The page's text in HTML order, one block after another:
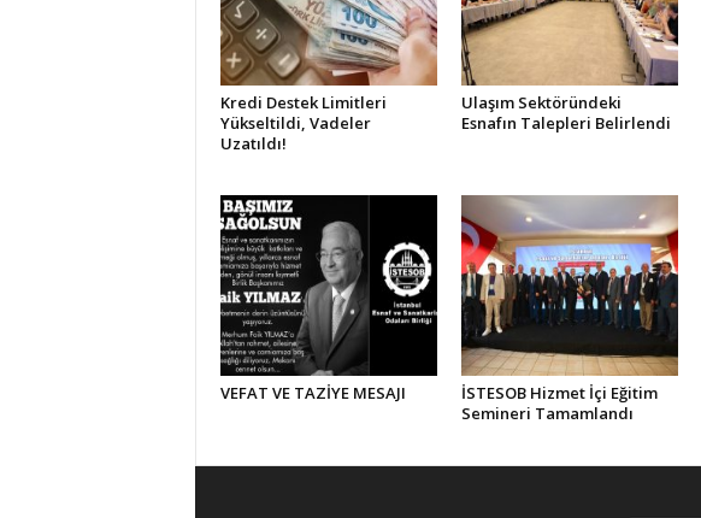
Kredi Destek Limitleri
Yükseltildi, Vadeler
Uzatıldı!
Ulaşım Sektöründeki
Esnafın Talepleri Belirlendi
VEFAT VE TAZİYE MESAJI
İSTESOB Hizmet İçi Eğitim
Semineri Tamamlandı